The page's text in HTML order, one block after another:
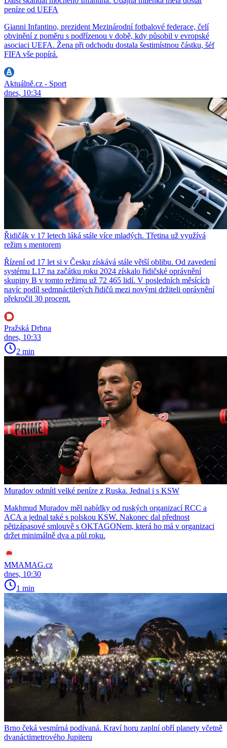
peníze od UEFA
Gianni Infantino, prezident Mezinárodní fotbalové federace, čelí
obvinění z poměru s podřízenou v době, kdy působil v evropské
asociaci UEFA. Žena při odchodu dostala šestimístnou částku, šéf
FIFA vše popírá.
Aktuálně.cz - Sport
dnes, 10:34
Řidičák v 17 letech láká stále více mladých. Třetina už využívá
režim s mentorem
Řízení od 17 let si v Česku získává stále větší oblibu. Od zavedení
systému L17 na začátku roku 2024 získalo řidičské oprávnění
skupiny B v tomto režimu už 72 465 lidí. V posledních měsících
navíc podíl sedmnáctiletých řidičů mezi novými držiteli oprávnění
překročil 30 procent.
Pražská Drbna
dnes, 10:33
2 min
Muradov odmítl velké peníze z Ruska. Jednal i s KSW
Makhmud Muradov měl nabídky od ruských organizací RCC a
ACA a jednal také s polskou KSW. Nakonec dal přednost
pětizápasové smlouvě s OKTAGONem, která ho má v organizaci
držet minimálně dva a půl roku.
MMAMAG.cz
dnes, 10:30
1 min
Brno čeká vesmírná podívaná. Kraví horu zaplní obří planety včetně
dvanáctimetrového Jupiteru